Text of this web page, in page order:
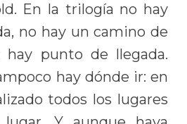
En la trilogía no hay
no hay un camino de
hay punto de llegada.
hay dónde ir: en
todos los lugares